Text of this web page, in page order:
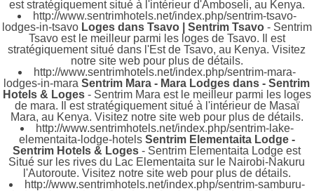
est stratégiquement situé à l'intérieur d'Amboseli, au Kenya.
http://www.sentrimhotels.net/index.php/sentrim-tsavo-
lodges-in-tsavo Loges dans Tsavo | Sentrim Tsavo- Sentrim
Tsavo est le meilleur parmi les loges de Tsavo. Il est
stratégiquement situé dans l'Est de Tsavo, au Kenya. Visitez
notre site web pour plus de détails.
http://www.sentrimhotels.net/index.php/sentrim-mara-
lodges-in-maraSentrim Mara - Mara Lodges dans - Sentrim
Hotels & Loges- Sentrim Mara est le meilleur parmi les loges
de mara. Il est stratégiquement situé à l'intérieur de Masaï
Mara, au Kenya. Visitez notre site web pour plus de détails.
http://www.sentrimhotels.net/index.php/sentrim-lake-
elementaita-lodge-hotels Sentrim Elementaita Lodge -
Sentrim Hotels & Loges - Sentrim Elementaita Lodge est
Situé sur les rives du Lac Elementaita sur le Nairobi-Nakuru
l'Autoroute. Visitez notre site web pour plus de détails.
http://www.sentrimhotels.net/index.php/sentrim-samburu-